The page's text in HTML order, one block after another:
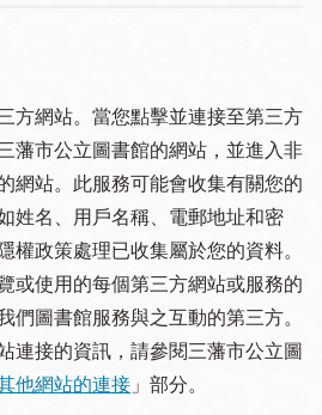
方網站。當您點擊並連接至第三方
藩市公立圖書館的網站，並進入非
網站。此服務可能會收集有關您的
姓名、用戶名稱、電郵地址和密
權政策處理已收集屬於您的資料。
或使用的每個第三方網站或服務的
們圖書館服務與之互動的第三方。
連接的資訊，請參閱三藩市公立圖
他網站的連接 」部分。